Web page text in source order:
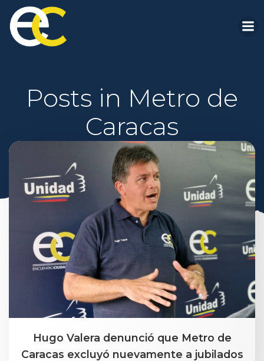
Posts in Metro de
Caracas
Hugo Valera denunció que Metro de
Caracas excluyó nuevamente a jubilados